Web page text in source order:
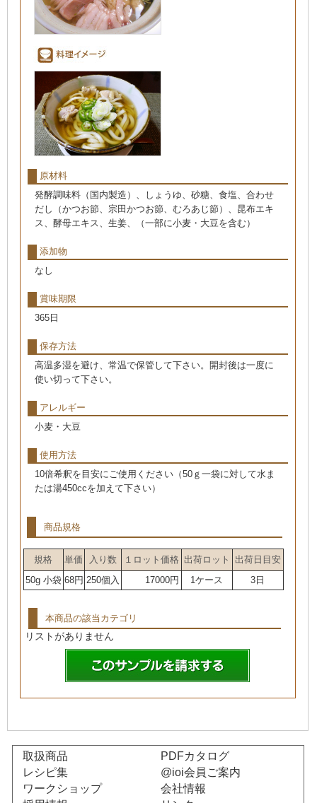
原材料
発酵調味料（国内製造）、しょうゆ、砂糖、食塩、合わせ
だし（かつお節、宗田かつお節、むろあじ節）、昆布エキ
ス、酵母エキス、生姜、（一部に小麦・大豆を含む）
添加物
なし
賞味期限
365日
保存方法
高温多湿を避け、常温で保管して下さい。開封後は一度に
使い切って下さい。
アレルギー
小麦・大豆
使用方法
10倍希釈を目安にご使用ください（50ｇ一袋に対して水ま
たは湯450ccを加えて下さい）
商品規格
規格 単価 入り数 １ロット価格 出荷ロット
出荷日目安
50g 小袋 68円 250個入 17000円 1ケース 3日
本商品の該当カテゴリ
リストがありません
取扱商品
PDFカタログ
レシピ集
@ioi会員ご案内
ワークショップ
会社情報